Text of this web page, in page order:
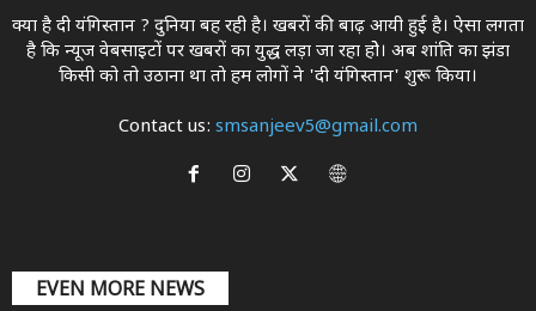
क्या है दी यंगिस्तान ? दुनिया बह रही है। खबरों की बाढ़ आयी हुई है। ऐसा लगता
है कि न्यूज वेबसाइटों पर खबरों का युद्ध लड़ा जा रहा होे। अब शांति का झंडा
किसी को तो उठाना था ताे हम लोगों ने 'दी यंगिस्तान' शुरू किया।
Contact us: smsanjeev5@gmail.com
EVEN MORE NEWS